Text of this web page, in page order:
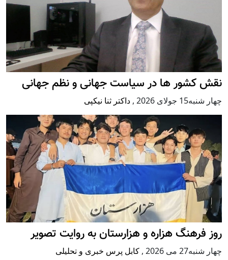
نقش کشور ها در سیاست جهانی و نظم جهانی
چهار شنبه15 جولای 2026 , داکتر ثنا نیکپی
روز فرهنگ هزاره و هزارستان به روایت تصویر
چهار شنبه27 می 2026 , کابل پرس خبری و تحلیلی